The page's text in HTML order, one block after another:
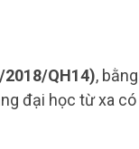
2018/QH14), bằng
đại học từ xa có